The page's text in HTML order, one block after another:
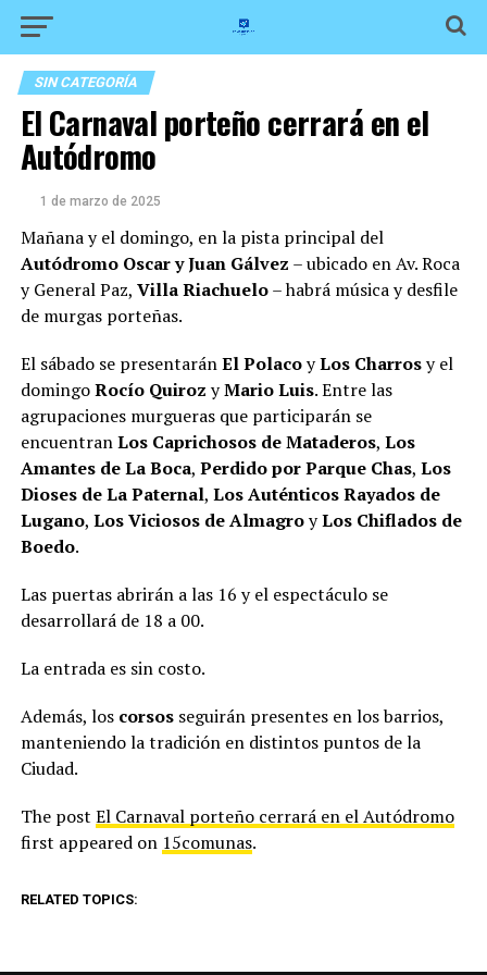
SIN CATEGORÍA
El Carnaval porteño cerrará en el
Autódromo
1 de marzo de 2025
Mañana y el domingo, en la pista principal del
Autódromo Oscar y Juan Gálvez – ubicado en Av. Roca
y General Paz, Villa Riachuelo– habrá música y desfile
de murgas porteñas.
El sábado se presentaránEl PolacoyLos Charrosy el
domingoRocío Quiroz yMario Luis. Entre las
agrupaciones murgueras que participarán se
encuentranLos Caprichosos de Mataderos, Los
Amantes de La Boca, Perdido por Parque Chas, Los
Dioses de La Paternal, Los Auténticos Rayados de
Lugano, Los Viciosos de AlmagroyLos Chiflados de
Boedo.
Las puertas abrirán a las 16 y el espectáculo se
desarrollará de 18 a 00.
La entrada es sin costo.
Además, los corsosseguirán presentes en los barrios,
manteniendo la tradición en distintos puntos de la
Ciudad.
The post El Carnaval porteño cerrará en el Autódromo
first appeared on 15comunas.
RELATED TOPICS: